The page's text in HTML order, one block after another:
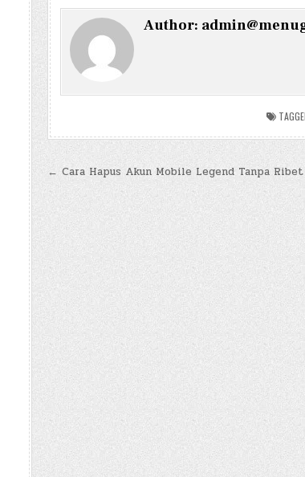
Author:
Post
navigation
← Cara Hapus Akun Mobile Legend Tanpa Ribet